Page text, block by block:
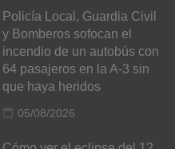
Policía Local, Guardia Civil
y Bomberos sofocan el
incendio de un autobús con
64 pasajeros en la A-3 sin
que haya heridos
05/08/2026